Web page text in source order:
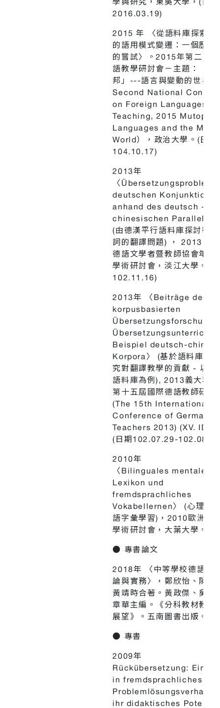
2016.03.19)
2015 年 〈從語料庫探索文
的語用模式變遷：一個歷時
的嘗試〉。2015年第二屆
語教學研討會－主題：「易
邦」---語言與變動的世界
Second National
on Foreign Languages
Teaching, 2015 Mutopia:
Languages and the
World），政治大學。(日期
104.10.17)
2013年
〈
deutschen
anhand des deutsch -
chinesischen
(由德漢平行語料庫探討德
詞的翻譯問題) ， 2013 中
德語文學者暨教師協會年會
學術研討會，淡江大學。(
102.11.16)
2013年 〈Beiträge der
korpusbasierten
Übersetzungsforschung
Übersetzungsunterricht
Beispiel deutsch-
Korpora〉 (基於語料庫之
究對翻譯教學的貢獻 - 以中
語料庫為例), 2013義大利
第十五屆國際德語教師研討
(The 15th International
Conference of German
Teachers 2013) (XV. IDT
(日期102.07.29-
2010年
〈Bilinguales mentales
Lexikon und
fremdsprachliches
Vokabellernen〉 (心理詞
語字彙學習)，2010歐洲語
學術研討會，大葉大學。
● 專書論文
2018年 〈中等學校德語文
論與實務〉，鄭欣怡、陳姿
黃靖時合著。黃政傑、吳俊
章華主編。《分科教材教法
展望》。五南圖書出版。
● 專書
2009年
Rückübersetzung:
in fremdsprachliches
ihr didaktisches